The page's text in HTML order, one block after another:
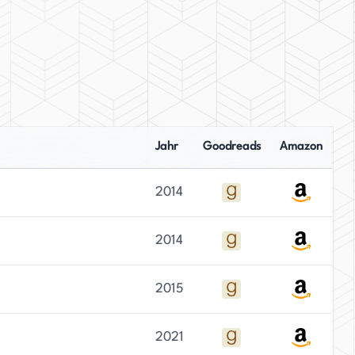
Jahr Goodreads Amazon
2014
2014
2015
2021